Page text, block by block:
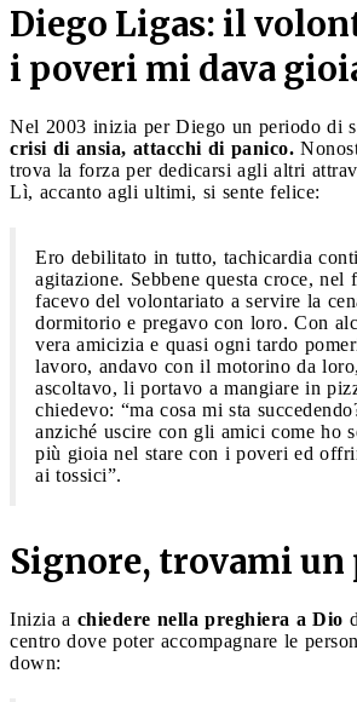
Diego Ligas: il
i poveri mi dava
Nel 2003 inizia per Diego un periodo di
crisi di ansia, attacchi di panico.
trova la forza per dedicarsi agli altri
Lì, accanto agli ultimi, si sente felice:
Ero debilitato in tutto, tachicardia
agitazione. Sebbene questa croce, nel
facevo del volontariato a servire la
dormitorio e pregavo con loro. Con
vera amicizia e quasi ogni tardo
lavoro, andavo con il motorino da
ascoltavo, li portavo a mangiare in
chiedevo: “ma cosa mi sta
anziché uscire con gli amici come ho
più gioia nel stare con i poveri ed
ai tossici”.
Signore, trovami un
Inizia a chiedere nella preghiera a Dio
centro dove poter accompagnare le
down: